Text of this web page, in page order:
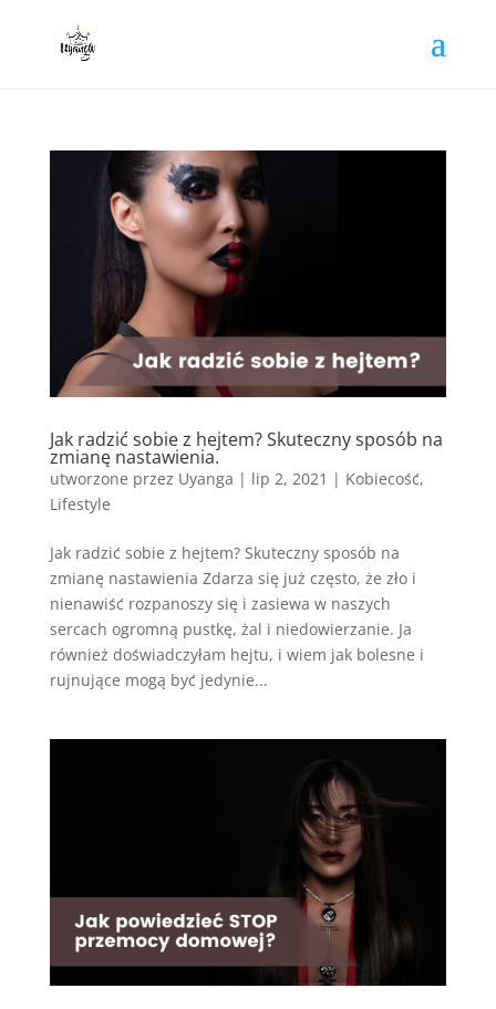
Jak radzić sobie z hejtem? Skuteczny sposób na
zmianę nastawienia.
utworzone przez Uyanga | lip 2, 2021 | Kobiecość,
Lifestyle
Jak radzić sobie z hejtem? Skuteczny sposób na
zmianę nastawienia Zdarza się już często, że zło i
nienawiść rozpanoszy się i zasiewa w naszych
sercach ogromną pustkę, żal i niedowierzanie. Ja
również doświadczyłam hejtu, i wiem jak bolesne i
rujnujące mogą być jedynie...